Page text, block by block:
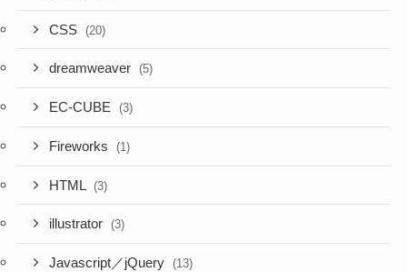
CSS (20)
dreamweaver (5)
EC-CUBE (3)
Fireworks (1)
HTML (3)
illustrator (3)
Javascript／jQuery (13)